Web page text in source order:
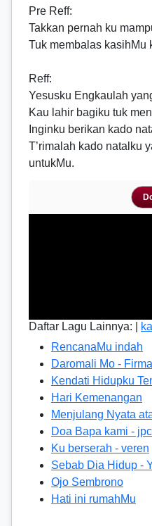
Pre Reff:
Takkan pernah ku
Tuk membalas kasihMu
Reff:
Yesusku Engkaulah
Kau lahir bagiku tuk
Inginku berikan kado
T’rimalah kado natalku
untukMu.
Daftar Lagu Lainnya: |
RencanaMu indah
Daromali Mo -
Kendati Hidupku
Hari Kemenangan
Menjulang Nyata
Doa Bapa kami -
Ku berserah - veren
Sebab Dia Hidup -
Ojo Sembrono
Hati ini rumahMu